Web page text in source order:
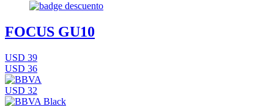
FOCUS GU10
USD 39
USD 36
USD 32